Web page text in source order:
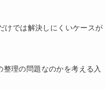
けでは解決しにくいケースが
理の問題なのかを考える入